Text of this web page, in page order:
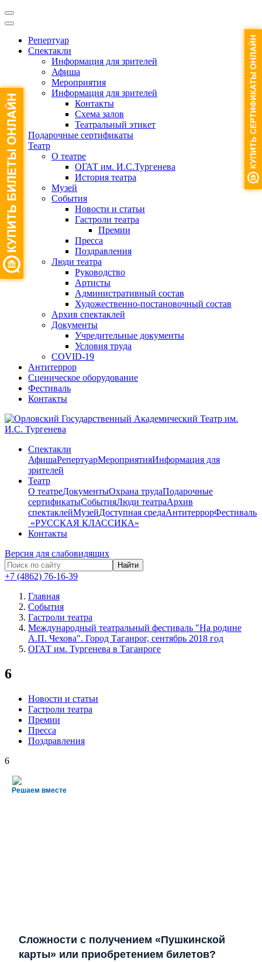
Репертуар
Спектакли
Информация для зрителей
Афиша
Мероприятия
Информация для зрителей
Контакты
Схема залов
Театральный этикет
Подарочные сертификаты
Театр
О театре
ОГАТ им. И.С.Тургенева
История театра
Музей
События
Новости и статьи
Гастроли театра
Премии
Пресса
Поздравления
Люди театра
Руководство
Артисты
Административный состав
Художественно-постановочный состав
Архив спектаклей
Документы
Учредительные документы
Условия труда
COVID-19
Антитеррор
Сценическое оборудование
Фестиваль
Контакты
Спектакли
АфишаРепертуарМероприятияИнформация для
зрителей
Театр
О театреДокументыОхрана трудаПодарочные
сертификатыСобытияЛюди театраАрхив
спектаклейМузейДоступная средаАнтитеррорФестиваль
​ «РУССКАЯ КЛАССИКА»
Контакты
Версия для слабовидящих
Найти
+7 (4862) 76-16-39
Главная
События
Гастроли театра
Международный театральный фестиваль "На родине
А.П. Чехова". Город Таганрог, сентябрь 2018 год
ОГАТ им. Тургенева в Таганроге
6
Новости и статьи
Гастроли театра
Премии
Пресса
Поздравления
6
Решаем вместе
Сложности с получением «Пушкинской
карты» или приобретением билетов?